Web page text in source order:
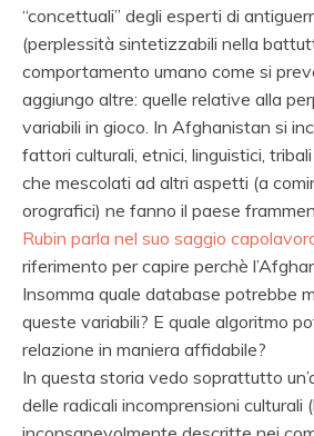
“concettuali” degli esperti di
(perplessità sintetizzabili nella
comportamento umano come si
aggiungo altre: quelle relative alla
variabili in gioco. In Afghanistan si
fattori culturali, etnici, linguistici,
che mescolati ad altri aspetti (a
orografici) ne fanno il paese
Rubin parla nel suo saggio
riferimento per capire perchè
Insomma quale database potrebbe
queste variabili? E quale algoritmo
relazione in maniera affidabile?
In questa storia vedo soprattutto
delle radicali incomprensioni culturali